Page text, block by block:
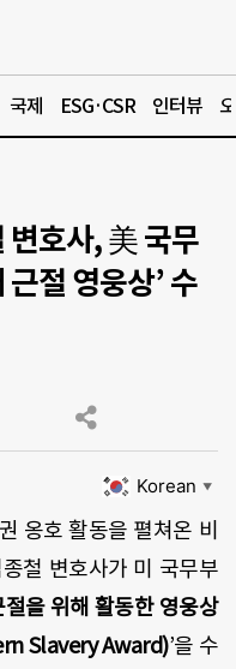
국제 ESG·CSR 인터뷰
변호사, 美 국무
절 영웅상’ 수
Korean ▼
옹호 활동을 펼쳐온 비
철 변호사가 미 국무부
을 위해 활동한 영웅상
Slavery Award)’을 수